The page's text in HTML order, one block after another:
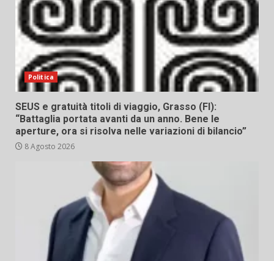
Politica
SEUS e gratuità titoli di viaggio, Grasso (FI):
“Battaglia portata avanti da un anno. Bene le
aperture, ora si risolva nelle variazioni di bilancio”
8 Agosto 2026